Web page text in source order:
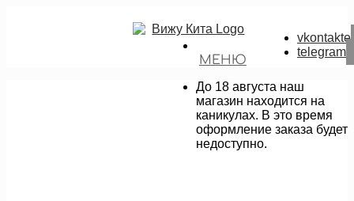
vkontakte
telegram
МЕНЮ
До 18 августа наш
магазин находится на
каникулах. В это время
оформление заказа будет
недоступно.